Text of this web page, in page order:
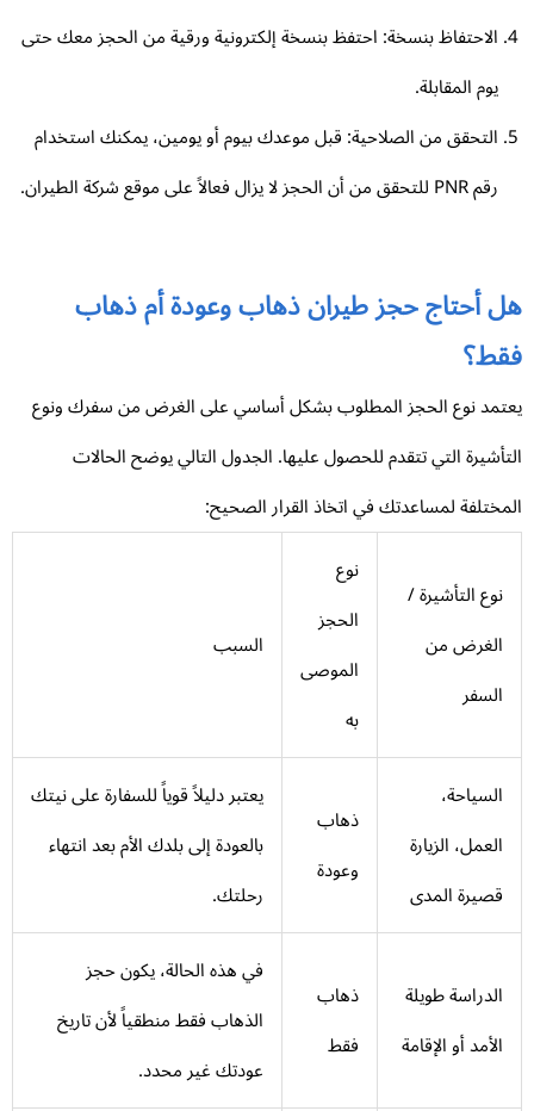
الاحتفاظ بنسخة: احتفظ بنسخة إلكترونية ورقية من الحجز معك حتى
يوم المقابلة.
التحقق من الصلاحية: قبل موعدك بيوم أو يومين، يمكنك استخدام
رقم PNR للتحقق من أن الحجز لا يزال فعالاً على موقع شركة الطيران.
أحتاج حجز طيران ذهاب وعودة أم ذهاب
نوع الحجز المطلوب بشكل أساسي على الغرض من سفرك ونوع
التي تتقدم للحصول عليها. الجدول التالي يوضح الحالات
لمساعدتك في اتخاذ القرار الصحيح:
نوع التأشيرة /
الغرض من
السفر
الحجز
الموصى
السبب
السياحة،
العمل، الزيارة
قصيرة المدى
ذهاب
وعودة
يعتبر دليلاً قوياً للسفارة على نيتك
بالعودة إلى بلدك الأم بعد انتهاء
رحلتك.
الدراسة طويلة
الأمد أو الإقامة
ذهاب
فقط
في هذه الحالة، يكون حجز
الذهاب فقط منطقياً لأن تاريخ
عودتك غير محدد.